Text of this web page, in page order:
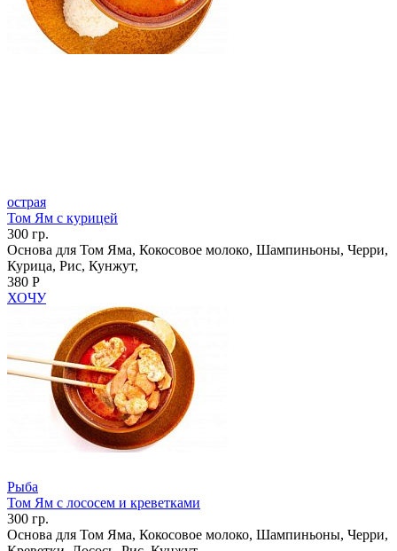
острая
Том Ям с курицей
300 гр.
Основа для Том Яма, Кокосовое молоко, Шампиньоны, Черри,
Курица, Рис, Кунжут,
380 Р
ХОЧУ
Рыба
Том Ям с лососем и креветками
300 гр.
Основа для Том Яма, Кокосовое молоко, Шампиньоны, Черри,